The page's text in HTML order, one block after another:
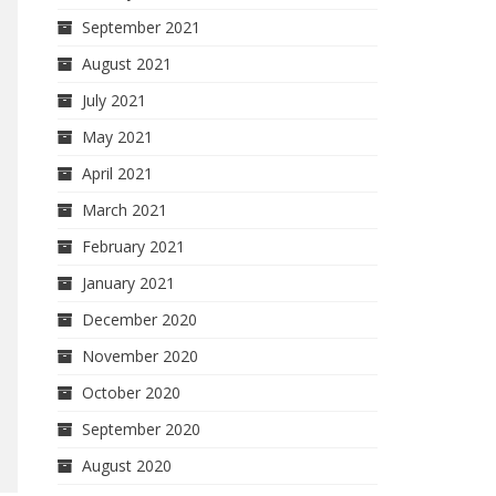
September 2021
August 2021
July 2021
May 2021
April 2021
March 2021
February 2021
January 2021
December 2020
November 2020
October 2020
September 2020
August 2020